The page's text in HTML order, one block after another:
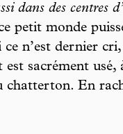
dans des centres
petit monde
n’est dernier
sacrément usé,
chatterton. En